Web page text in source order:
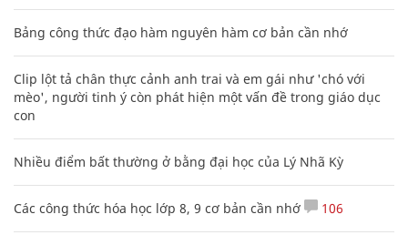
Bảng công thức đạo hàm nguyên hàm cơ bản cần nhớ
Clip lột tả chân thực cảnh anh trai và em gái như 'chó với
mèo', người tinh ý còn phát hiện một vấn đề trong giáo dục
con
Nhiều điểm bất thường ở bằng đại học của Lý Nhã Kỳ
Các công thức hóa học lớp 8, 9 cơ bản cần nhớ 106